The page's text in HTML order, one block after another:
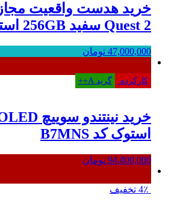
Quest 2 سفید 256GB استوک
47,000,000 تومان
کارکرده گرید A++
استوک کد B7MNS
94,000,000 تومان
4٪ تخفیف